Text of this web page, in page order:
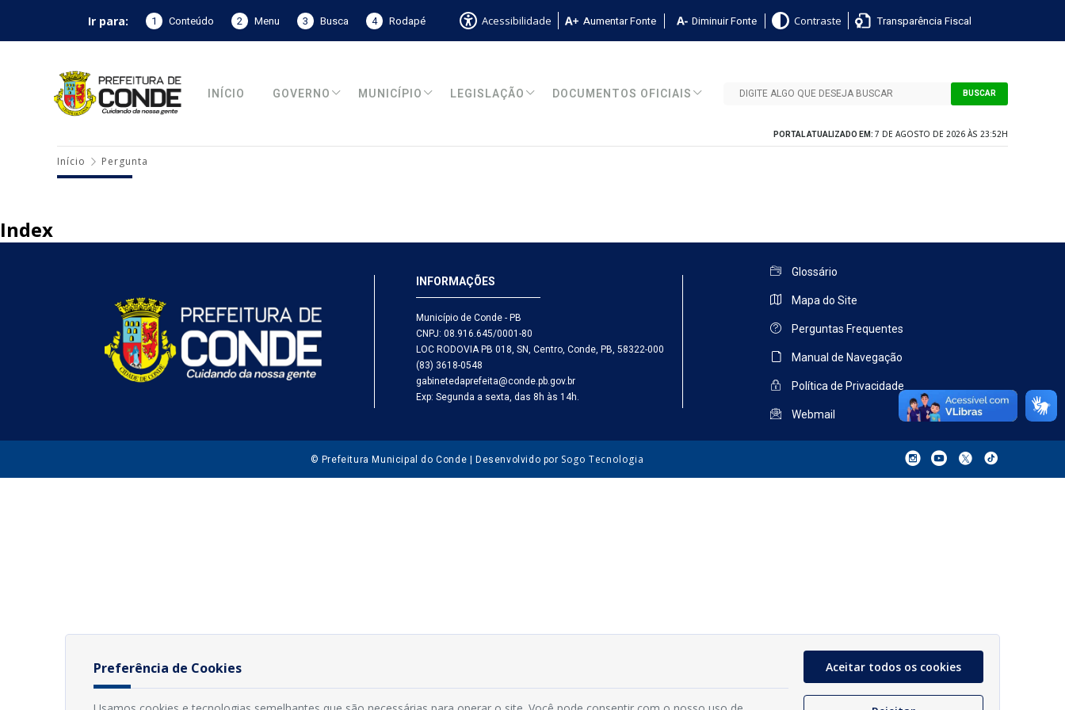
Ir para: 1 Conteúdo 2 Menu 3 Busca 4 Rodapé Acessibilidade Aumentar Fonte Diminuir Fonte Contraste Transparência Fiscal
INÍCIO GOVERNO MUNICÍPIO LEGISLAÇÃO DOCUMENTOS OFICIAIS BUSCAR
PORTAL ATUALIZADO EM: 7 DE AGOSTO DE 2026 ÀS 23:52H
Início Pergunta
Index
INFORMAÇÕES
Município de Conde - PB
CNPJ: 08.916.645/0001-80
LOC RODOVIA PB 018, SN, Centro, Conde, PB, 58322-000
(83) 3618-0548
gabinetedaprefeita@conde.pb.gov.br
Exp: Segunda a sexta, das 8h às 14h.
Glossário
Mapa do Site
Perguntas Frequentes
Manual de Navegação
Política de Privacidade
Webmail
© Prefeitura Municipal do Conde | Desenvolvido por Sogo Tecnologia
Preferência de Cookies Aceitar todos os cookies